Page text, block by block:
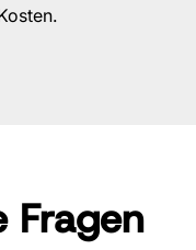
Fragen